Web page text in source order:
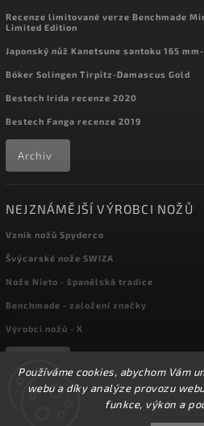
Používáme cookies, abychom Vám
webu a díky analýze provozu
funkce, výkon a
☀️Ve dnech 3-14.8 2026 máme
Recenze limitované verze Benchmade
Limited Edition
Japonský nůž Kanetsune santoku 165
Böker Solingen Tirpitz-Damascus Gold
Bestech Irida recenze 2020
Bestech Fanga recenze 2019
Archiv
NEJZNÁMĚJŠÍ VÝROBCI NOŽŮ
Vznik nožů Spyderco
Švýcarské nože SWIZA
Nože Nieto - španělská tradice
Benchmade - založení značky
Výrobci nožů - X
kapesni-noze.cz